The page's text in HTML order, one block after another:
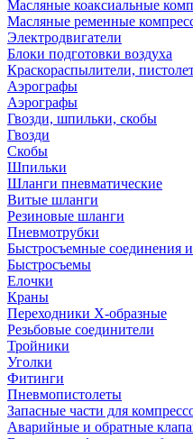
Масляные коаксиальные
Масляные ременные
Электродвигатели
Блоки подготовки воздуха
Краскораспылители,
Аэрографы
Аэрографы
Гвозди, шпильки, скобы
Гвозди
Скобы
Шпильки
Шланги пневматические
Витые шланги
Резиновые шланги
Пневмотрубки
Быстросъемные соединения
Быстросъемы
Елочки
Краны
Переходники Х-образные
Резьбовые соединители
Тройники
Уголки
Фитинги
Пневмопистолеты
Запасные части для
Аварийные и обратные